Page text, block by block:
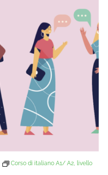
Corso di italiano A1/ A2, livello